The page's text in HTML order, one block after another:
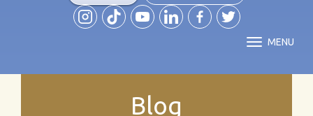
MENU
Blog